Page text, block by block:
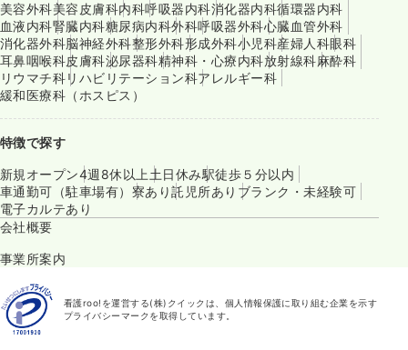
美容外科美容皮膚科内科呼吸器内科消化器内科循環器内科
血液内科腎臓内科糖尿病内科外科呼吸器外科心臓血管外科
消化器外科脳神経外科整形外科形成外科小児科産婦人科眼科
耳鼻咽喉科皮膚科泌尿器科精神科・心療内科放射線科麻酔科
リウマチ科リハビリテーション科アレルギー科
緩和医療科（ホスピス）
特徴で探す
新規オープン4週8休以上土日休み駅徒歩５分以内
車通勤可（駐車場有） 寮あり託児所あり ブランク・未経験可
電子カルテあり
会社概要
事業所案内
看護roo!を運営する(株)クイックは、個人情報保護に取り組む企業を示す
プライバシーマークを取得しています。